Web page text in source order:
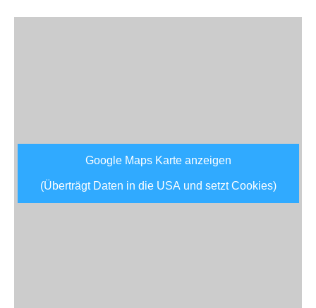
Google Maps Karte anzeigen
(Überträgt Daten in die USA und setzt Cookies)